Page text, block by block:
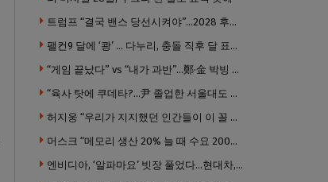
트럼프 “결국 밴스 당선시켜야”…2028 후계 구도 힘 싣나
팰컨9 달에 ‘쾅’ … 다누리, 충돌 직후 달 표면 촬영 유일 탐사선
“게임 끝났다” vs “내가 과반”…鄭·金 박빙 전대 서로 우위 주장
“육사 탓에 쿠데타?…尹 졸업한 서울대도 없애야 하나”
허지웅 “우리가 지지했던 인간들이 이 꼴 만들었다”
머스크 “메모리 생산 20% 늘 때 수요 200% 증가” … 반도체 매출 1조달러 눈 앞
엔비디아, ‘알파마요’ 빗장 풀었다…현대차, 자율주행 속도내나